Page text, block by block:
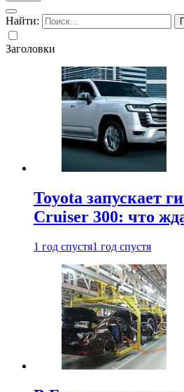
Найти:
Заголовки
Toyota запускает
Cruiser 300: что
1 год спустя1 год спустя